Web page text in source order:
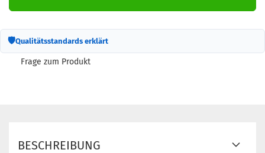
🛡Qualitätsstandards erklärt
Frage zum Produkt
BESCHREIBUNG